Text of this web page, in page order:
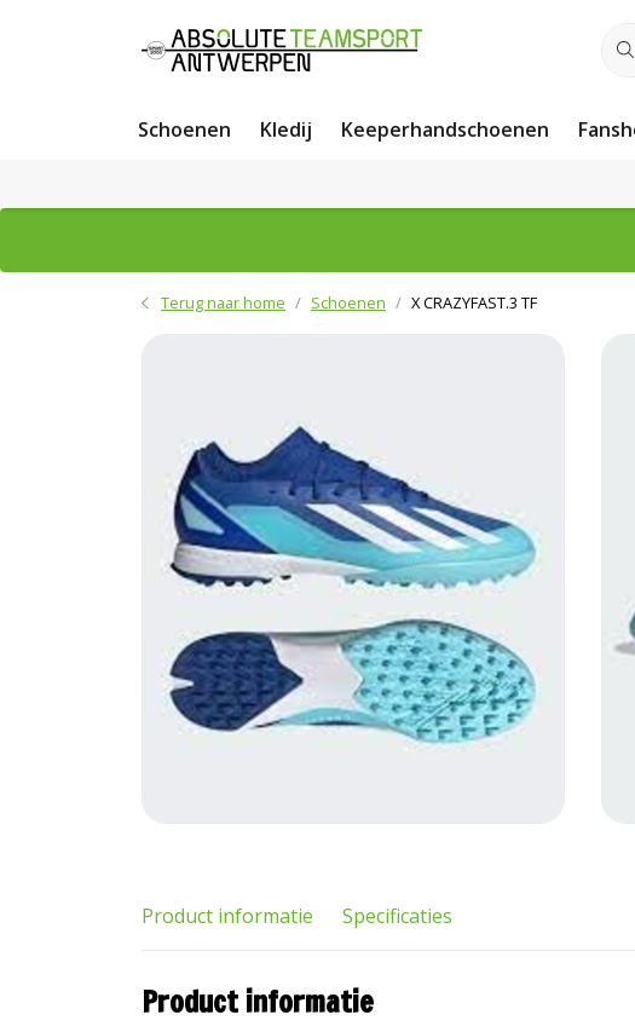
Schoenen Kledij Keeperhandschoenen
Terug naar home Schoenen X CRAZYFAST.3 TF
Product informatie Specificaties
Product informatie